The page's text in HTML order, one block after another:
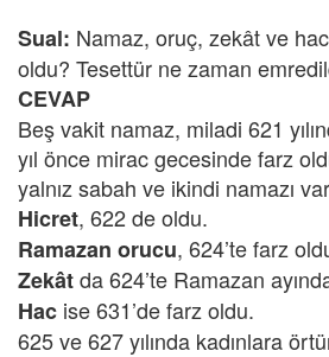
Sual: Namaz, oruç, zekât ve
oldu? Tesettür ne zaman
CEVAP
Beş vakit namaz, miladi 621
yıl önce mirac gecesinde farz
yalnız sabah ve ikindi namazı
Hicret, 622 de oldu.
Ramazan orucu, 624’te farz
Zekâtda 624’te Ramazan
Hac ise 631’de farz oldu.
625 ve 627 yılında kadınlara